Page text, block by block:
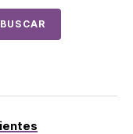
BUSCAR